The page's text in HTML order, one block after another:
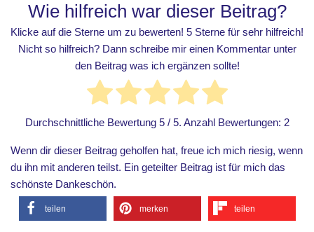
Wie hilfreich war dieser Beitrag?
Klicke auf die Sterne um zu bewerten! 5 Sterne für sehr hilfreich!
Nicht so hilfreich? Dann schreibe mir einen Kommentar unter
den Beitrag was ich ergänzen sollte!
Durchschnittliche Bewertung 5/ 5. Anzahl Bewertungen: 2
Wenn dir dieser Beitrag geholfen hat, freue ich mich riesig, wenn
du ihn mit anderen teilst. Ein geteilter Beitrag ist für mich das
schönste Dankeschön.
teilen merken teilen